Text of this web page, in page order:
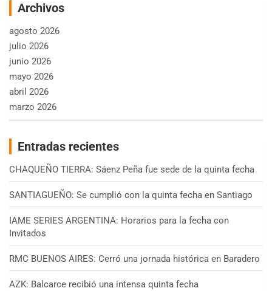
Archivos
agosto 2026
julio 2026
junio 2026
mayo 2026
abril 2026
marzo 2026
Entradas recientes
CHAQUEÑO TIERRA: Sáenz Peña fue sede de la quinta fecha
SANTIAGUEÑO: Se cumplió con la quinta fecha en Santiago
IAME SERIES ARGENTINA: Horarios para la fecha con
Invitados
RMC BUENOS AIRES: Cerró una jornada histórica en Baradero
AZK: Balcarce recibió una intensa quinta fecha